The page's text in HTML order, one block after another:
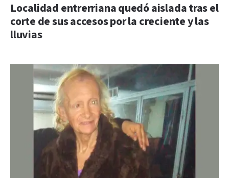
Localidad entrerriana quedó aislada tras el
corte de sus accesos por la creciente y las
lluvias